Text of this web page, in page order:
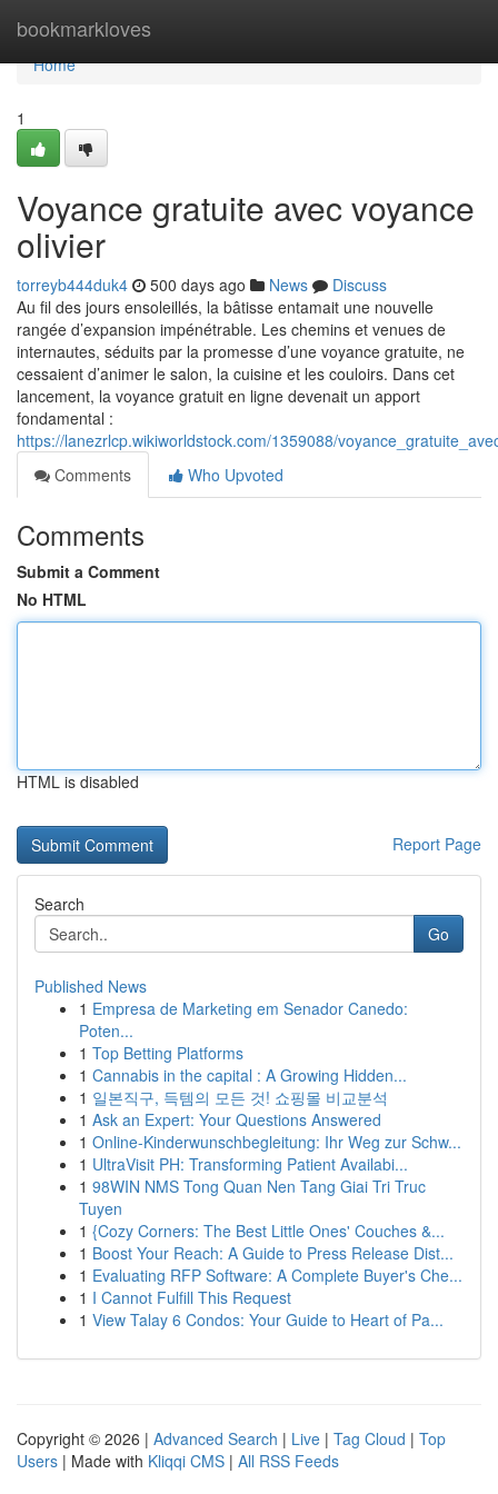
bookmarkloves
Home
Home
1
Voyance gratuite avec voyance
olivier
torreyb444duk4 500 days ago News
Discuss
Au fil des jours ensoleillés, la bâtisse entamait une nouvelle
rangée d’expansion impénétrable. Les chemins et venues de
internautes, séduits par la promesse d’une voyance gratuite, ne
cessaient d’animer le salon, la cuisine et les couloirs. Dans cet
lancement, la voyance gratuit en ligne devenait un apport
fondamental :
https://lanezrlcp.wikiworldstock.com/1359088/
Comments
Who Upvoted
Comments
Submit a Comment
No HTML
HTML is disabled
Report Page
Search
Go
Published News
1 Empresa de Marketing em Senador Canedo:
Poten...
1 Top Betting Platforms
1 Cannabis in the capital : A Growing Hidden...
1 일본직구, 득템의 모든 것! 쇼핑몰 비교분석
1 Ask an Expert: Your Questions Answered
1 Online-Kinderwunschbegleitung: Ihr Weg zur Schw...
1 UltraVisit PH: Transforming Patient Availabi...
1 98WIN NMS Tong Quan Nen Tang Giai Tri Truc
Tuyen
1 {Cozy Corners: The Best Little Ones' Couches &...
1 Boost Your Reach: A Guide to Press Release Dist...
1 Evaluating RFP Software: A Complete Buyer's Che...
1 I Cannot Fulfill This Request
1 View Talay 6 Condos: Your Guide to Heart of Pa...
Copyright © 2026 | Advanced Search | Live | Tag Cloud | Top
Users | Made with Kliqqi CMS | All RSS Feeds